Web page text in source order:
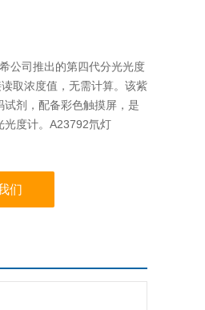
公司推出的第四代分光光度
取浓度值，无需计算。该紫
剂，配备彩色触摸屏，是
光度计。A23792氘灯
们